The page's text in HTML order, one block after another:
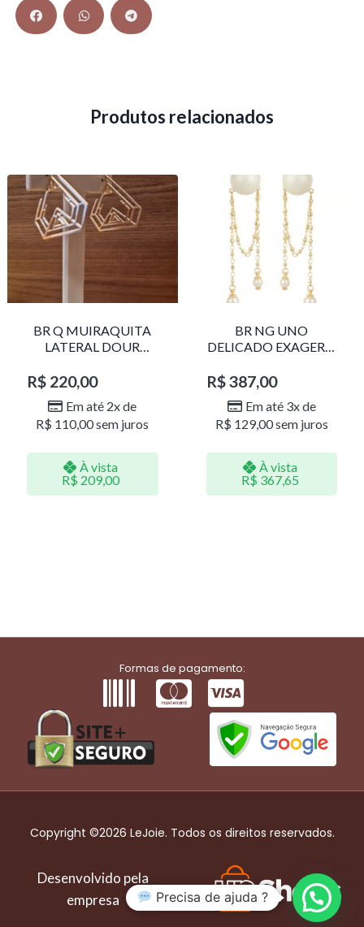
Produtos relacionados
BR Q MUIRAQUITA
LATERAL DOUR
R$ 220,00
Em até 2x de
R$ 110,00sem juros
À vista
R$ 209,00
BR NG UNO
DELICADO EXAGERO
R$387,00
Em até 3x de
R$ 129,00sem juros
À vista
R$ 367,65
Formas de pagamento:
Copyright ©2026 LeJoie. Todos os direitos reservados.
Desenvolvido pela
empresa
Precisa de ajuda ?